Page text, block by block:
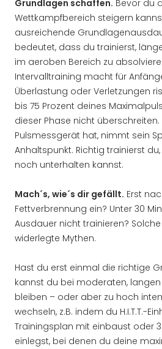
Grundlagen schaffen. Bevor du
Wettkampfbereich steigern
ausreichende
bedeutet, dass du trainierst,
im aeroben Bereich zu
Intervalltraining macht für
Überlastung oder Verletzungen
bis 75 Prozent deines
dieser Phase nicht überschreiten.
Pulsmessgerät hat, nimmt sein
Anhaltspunkt. Richtig trainierst
noch unterhalten kannst.
Mach´s, wie´s dir gefällt. Erst
Fettverbrennung ein? Unter 30
Ausdauer nicht trainieren?
widerlegte Mythen.
Hast du erst einmal die richtige
kannst du bei moderaten,
bleiben – oder aber zu hoch
wechseln, z.B. indem du H.I.T.T.-
Trainingsplan mit einbaust oder
einlegst, bei denen du deine